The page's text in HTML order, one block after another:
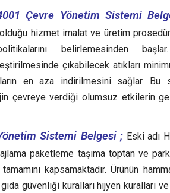
Çevre Yönetim Sistemi
hizmet imalat ve üretim
belirlemesinden
çıkabilecek atıkları
en aza indirilmesini sağlar. Bu
çevreye verdiği olumsuz etkilerin
Sistemi Belgesi ; Eski adı
paketleme taşıma toptan ve
kapsamaktadır. Ürünün
güvenliği kuralları hijyen kuralları